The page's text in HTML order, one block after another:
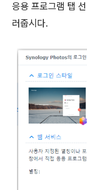
응용 프로그램 탭
러줍시다.